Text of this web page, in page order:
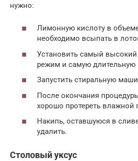
нужно:
Лимонную кислоту в объеме
необходимо всыпать в
Установить самый высокий
режим и самую длительную
Запустить стиральную
После окончания
хорошо протереть влажной
Накипь, оставшуюся в
удалить.
Столовый уксус